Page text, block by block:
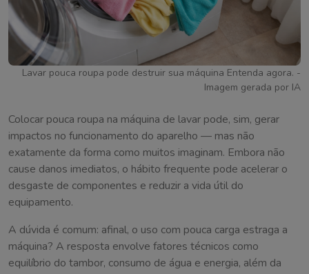
Lavar pouca roupa pode destruir sua máquina Entenda agora. -
Imagem gerada por IA
Colocar pouca roupa na máquina de lavar pode, sim, gerar
impactos no funcionamento do aparelho — mas não
exatamente da forma como muitos imaginam. Embora não
cause danos imediatos, o hábito frequente pode acelerar o
desgaste de componentes e reduzir a vida útil do
equipamento.
A dúvida é comum: afinal, o uso com pouca carga estraga a
máquina? A resposta envolve fatores técnicos como
equilíbrio do tambor, consumo de água e energia, além da